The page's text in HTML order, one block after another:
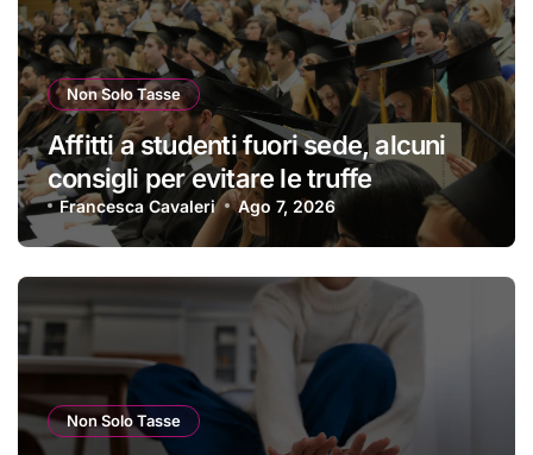
Non Solo Tasse
Affitti a studenti fuori sede, alcuni
consigli per evitare le truffe
Francesca Cavaleri Ago 7, 2026
Non Solo Tasse